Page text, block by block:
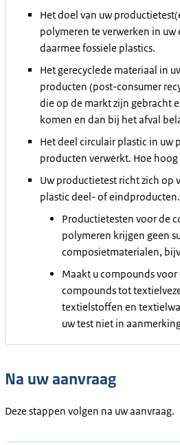
Het doel van uw
polymeren te verwerken in
daarmee fossiele plastics.
Het gerecyclede materiaal in
producten (post-consumer
die op de markt zijn gebracht
komen en dan bij het afval
Het deel circulair plastic in uw
producten verwerkt. Hoe
Uw productietest richt zich op
plastic deel- of eindproducten.
Productietesten voor de
polymeren krijgen geen
composietmaterialen,
Maakt u compounds
compounds tot
textielstoffen en
uw test niet in
Na uw aanvraag
Deze stappen volgen na uw aanvraag.